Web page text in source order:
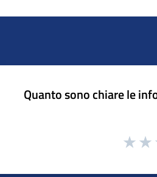
Quanto sono chiare le